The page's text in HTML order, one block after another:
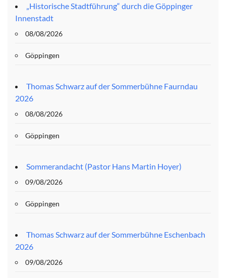
„Historische Stadtführung“ durch die Göppinger
Innenstadt
08/08/2026
Göppingen
Thomas Schwarz auf der Sommerbühne Faurndau
2026
08/08/2026
Göppingen
Sommerandacht (Pastor Hans Martin Hoyer)
09/08/2026
Göppingen
Thomas Schwarz auf der Sommerbühne Eschenbach
2026
09/08/2026